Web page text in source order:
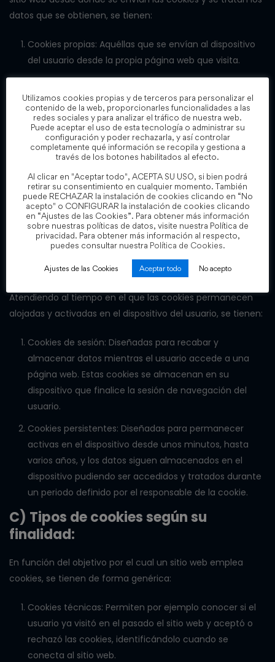
datos que se obtienen, se tienen:
Cookies propias: Aquéllas que se envían al dispositivo
del usuario desde la propia página web que visita.
dispositivo del usuario desde un dominio que no es
gestionado por el titular del dominio que visita el
usuario, sino por otra entidad que trata los datos
obtenidos través de las cookies, como por ejemplo
Google. Puesto que son estos terceros quienes
proceden a su implementación, el bloqueo y
desinstalación de las mismas se gestiona por sus
condiciones y mecanismos específicos.
B) Tipos de cookies según el tiempo
que permanecen activas en el
dispositivo:
Atendiendo al tiempo en el que las cookies permanecen
alojadas y activadas en el dispositivo del usuario, se tienen:
Cookies de sesión: Diseñadas para recabar y
almacenar datos mientras el usuario accede a una
página web. Estas cookies se almacenan en su
dispositivo que finalice la sesión de navegación del
usuario.
Cookies persistentes: Diseñadas para permanecer
activas en el dispositivo desde unos minutos, hasta
varios años, y los datos siguen almacenados en el
dispositivo pudiendo ser accedidos y tratados durante
un periodo definido por el responsable de la cookie.
C) Tipos de cookies según su
finalidad:
En función del objetivo por el cual un sitio web emplea
cookies, se tienen de forma genérica:
Cookies técnicas: Permiten por ejemplo conocer si el
usuario ya visitó en el pasado el sitio web y aceptó o
rechazó las cookies, identificándolo cuando se
conecta al sitio web.
Utilizamos cookies propias y de terceros para personalizar el
contenido de la web, proporcionarles funcionalidades a las
redes sociales y para analizar el tráfico de nuestra web.
Puede aceptar el uso de esta tecnología o administrar su
configuración y poder rechazarla, y así controlar
completamente qué información se recopila y gestiona a
través de los botones habilitados al efecto.
Al clicar en "Aceptar todo", ACEPTA SU USO, si bien podrá
retirar su consentimiento en cualquier momento. También
puede RECHAZAR la instalación de cookies clicando en “No
acepto" o CONFIGURAR la instalación de cookies clicando
en “Ajustes de las Cookies”. Para obtener más información
sobre nuestras políticas de datos, visite nuestra Política de
privacidad. Para obtener más información al respecto,
puedes consultar nuestra Política de Cookies.
Ajustes de las Cookies Aceptar todo No acepto